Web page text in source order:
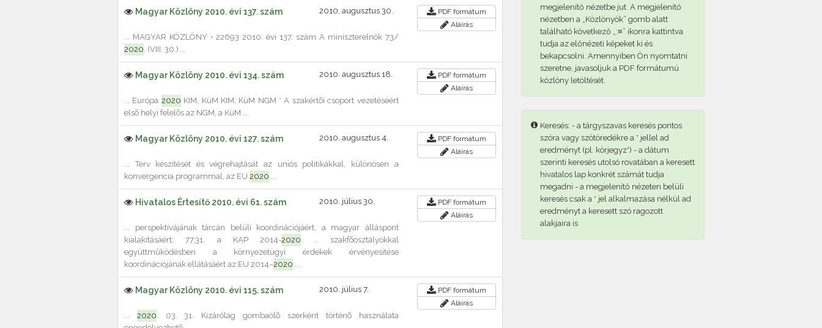
Magyar Közlöny 2010. évi 137. szám 2010. augusztus 30. PDF formátum
Aláírás
... MAGYAR KÖZLÖNY • 22693 2010. évi 137. szám A miniszterelnök 73/
2020. (VIII. 30.) ...
Magyar Közlöny 2010. évi 134. szám 2010. augusztus 18. PDF formátum
Aláírás
... Európa 2020 KIM, KüM KIM, KüM NGM * A szakértõi csoport vezetéséért
elsõ helyi felelõs az NGM, a KüM ...
Magyar Közlöny 2010. évi 127. szám 2010. augusztus 4. PDF formátum
Aláírás
... Terv készítését és végrehajtását az uniós politikákkal, különösen a
konvergencia programmal, az EU 2020 ...
Hivatalos Értesítő 2010. évi 61. szám 2010. július 30. PDF formátum
Aláírás
... perspektívájának tárcán belüli koordinációjáért, a magyar álláspont
kialakításáért; 77.31. a KAP 2014-2020 ... szakfõosztályokkal
együttmûködésben a környezetügyi érdekek érvényesítése
koordinációjának ellátásáért az EU 2014–2020 ...
Magyar Közlöny 2010. évi 115. szám 2010. július 7. PDF formátum
Aláírás
... 2020. 03. 31. Kizárólag gombaölõ szerként történõ használata
megjelenítő nézetbe jut. A megjelenítő
nézetben a „Közlönyök” gomb alatt
található következő „:≡” ikonra kattintva
tudja az előnézeti képeket ki és
bekapcsolni. Amennyiben Ön nyomtatni
szeretne, javasoljuk a PDF formátumú
közlöny letöltését.
Keresés: - a tárgyszavas keresés pontos
szóra vagy szótöredékre a * jellel ad
eredményt (pl. körjegyz*) - a dátum
szerinti keresés utolsó rovatában a keresett
hivatalos lap konkrét számát tudja
megadni - a megjelenítő nézeten belüli
keresés csak a * jel alkalmazása nélkül ad
eredményt a keresett szó ragozott
alakjaira is